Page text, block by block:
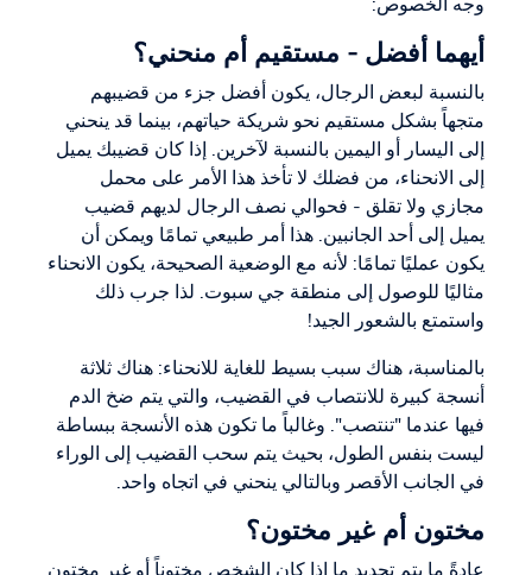
أيهما أفضل - مستقيم أم منحني؟
بالنسبة لبعض الرجال، يكون أفضل جزء من قضيبهم
متجهاً بشكل مستقيم نحو شريكة حياتهم، بينما قد ينحني
إلى اليسار أو اليمين بالنسبة لآخرين. إذا كان قضيبك يميل
إلى الانحناء، من فضلك لا تأخذ هذا الأمر على محمل
مجازي ولا تقلق - فحوالي نصف الرجال لديهم قضيب
يميل إلى أحد الجانبين. هذا أمر طبيعي تمامًا ويمكن أن
يكون عمليًا تمامًا: لأنه مع الوضعية الصحيحة، يكون الانحناء
مثاليًا للوصول إلى منطقة جي سبوت. لذا جرب ذلك
واستمتع بالشعور الجيد!
بالمناسبة، هناك سبب بسيط للغاية للانحناء: هناك ثلاثة
أنسجة كبيرة للانتصاب في القضيب، والتي يتم ضخ الدم
فيها عندما "تنتصب". وغالباً ما تكون هذه الأنسجة ببساطة
ليست بنفس الطول، بحيث يتم سحب القضيب إلى الوراء
في الجانب الأقصر وبالتالي ينحني في اتجاه واحد.
مختون أم غير مختون؟